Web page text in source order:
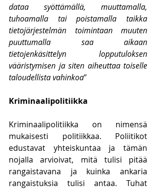
dataa syöttämällä, muuttamalla,
tuhoamalla tai poistamalla taikka
tietojärjestelmän toimintaan muuten
puuttumalla saa aikaan
tietojenkäsittelyn lopputuloksen
vääristymisen ja siten aiheuttaa toiselle
taloudellista vahinkoa”
Kriminaalipolitiikka
Kriminaalipolitiikka on nimensä
mukaisesti politiikkaa. Poliitikot
edustavat yhteiskuntaa ja tämän
nojalla arvioivat, mitä tulisi pitää
rangaistavana ja kuinka ankaria
rangaistuksia tulisi antaa. Tuhat